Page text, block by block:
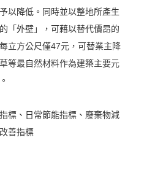
以降低。同時並以整地所產生
「外壁」，可藉以替代價昂的
立方公尺僅47元，可替業主降
等最自然材料作為建築主要元
標、日常節能指標、廢棄物減
善指標